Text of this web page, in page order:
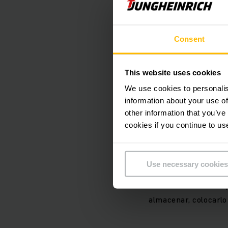
Consent
This website uses cookies
We use cookies to
information about your use
other information that
cookies if you continue to
Use necessary
llenado, mayor
El sistema fue
superpuestos
(EFG 218) y un
través del mismo
El shuttle se pone
caso el shuttle
almacenar,